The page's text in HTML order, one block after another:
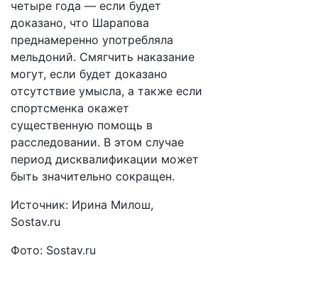
четыре года — если будет
доказано, что Шарапова
преднамеренно употребляла
мельдоний. Смягчить наказание
могут, если будет доказано
отсутствие умысла, а также если
спортсменка окажет
существенную помощь в
расследовании. В этом случае
период дисквалификации может
быть значительно сокращен.
Источник: Ирина Милош,
Sostav.ru
Фото: Sostav.ru